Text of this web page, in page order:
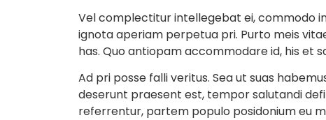
Vel complectitur intellegebat ei, commodo
ignota aperiam perpetua pri. Purto meis
has. Quo antiopam accommodare id, his et
Ad pri posse falli veritus. Sea ut suas
deserunt praesent est, tempor salutandi
referrentur, partem populo posidonium eu